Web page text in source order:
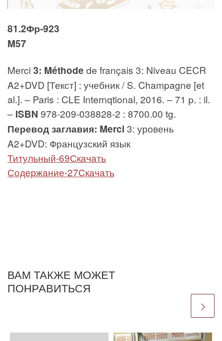
81.2Фр-923
M57
Merci3: Méthode de français 3: Niveau CECR
A2+DVD [Текст] : учебник / S. Champagne [et
al.]. – Paris : CLE Internqtional, 2016. – 71 p. : il.
– ISBN 978-209-038828-2 : 8700.00 tg.
Перевод заглавия: Merci 3: уровень
A2+DVD: Французский язык
Титульный-69Скачать
Содержание-27Скачать
ВАМ ТАКЖЕ МОЖЕТ
ПОНРАВИТЬСЯ